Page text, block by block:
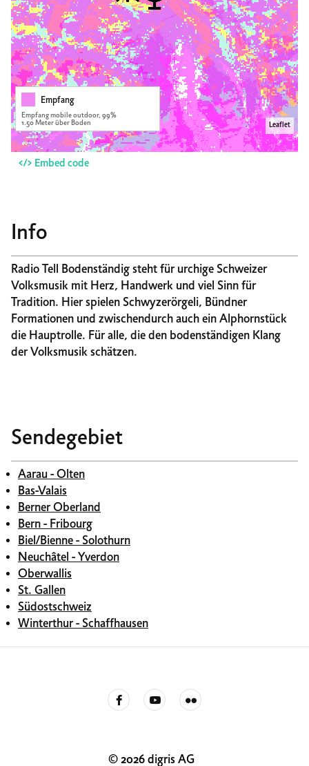
Leaflet
Empfang
Empfang mobile outdoor, 99%
1.50 Meter über Boden
</> Embed code
Info
Radio Tell Bodenständig steht für urchige Schweizer
Volksmusik mit Herz, Handwerk und viel Sinn für
Tradition. Hier spielen Schwyzerörgeli, Bündner
Formationen und zwischendurch auch ein Alphornstück
die Hauptrolle. Für alle, die den bodenständigen Klang
der Volksmusik schätzen.
Sendegebiet
Aarau - Olten
Bas-Valais
Berner Oberland
Bern - Fribourg
Biel/Bienne - Solothurn
Neuchâtel - Yverdon
Oberwallis
St. Gallen
Südostschweiz
Winterthur - Schaffhausen
© 2026 digris AG